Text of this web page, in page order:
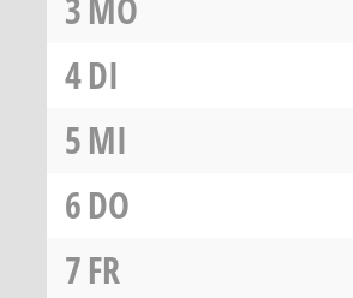
3MO
4DI
5MI
6DO
7FR